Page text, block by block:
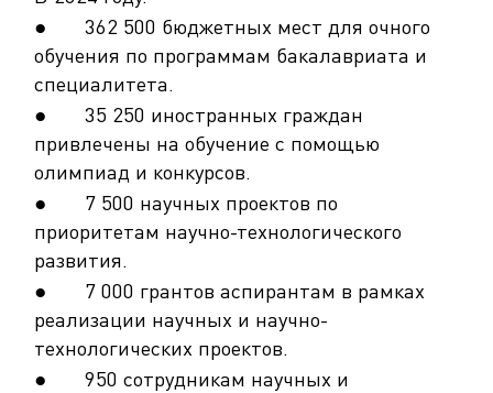
● 362 500 бюджетных мест для очного
обучения по программам бакалавриата и
специалитета.
● 35 250 иностранных граждан
привлечены на обучение с помощью
олимпиад и конкурсов.
● 7 500 научных проектов по
приоритетам научно-технологического
развития.
● 7 000 грантов аспирантам в рамках
реализации научных и научно-
технологических проектов.
● 950 сотрудникам научных и